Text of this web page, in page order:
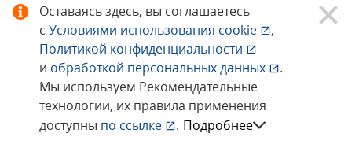
Оставаясь здесь, вы соглашаетесь
с Условиями использования cookie
,
Политикой конфиденциальности
и обработкой персональных данных
.
Мы используем Рекомендательные
технологии, их правила применения
доступны по ссылке . Подробнее
© 1998−2026 «1С‑Рарус» ®. Все права
защищены.
Сообщить об ошибке